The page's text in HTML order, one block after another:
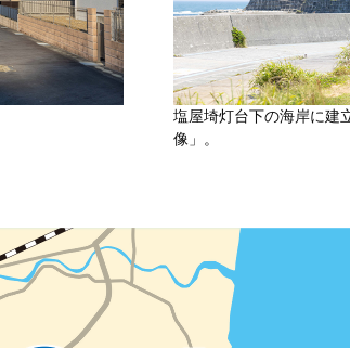
塩屋埼灯台下の海岸に建
像」。